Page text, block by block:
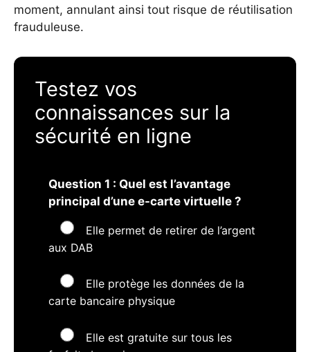
moment, annulant ainsi tout risque de réutilisation
frauduleuse.
Testez vos
connaissances sur la
sécurité en ligne
Question 1 : Quel est l’avantage
principal d’une e-carte virtuelle ?
Elle permet de retirer de l’argent
aux DAB
Elle protège les données de la
carte bancaire physique
Elle est gratuite sur tous les